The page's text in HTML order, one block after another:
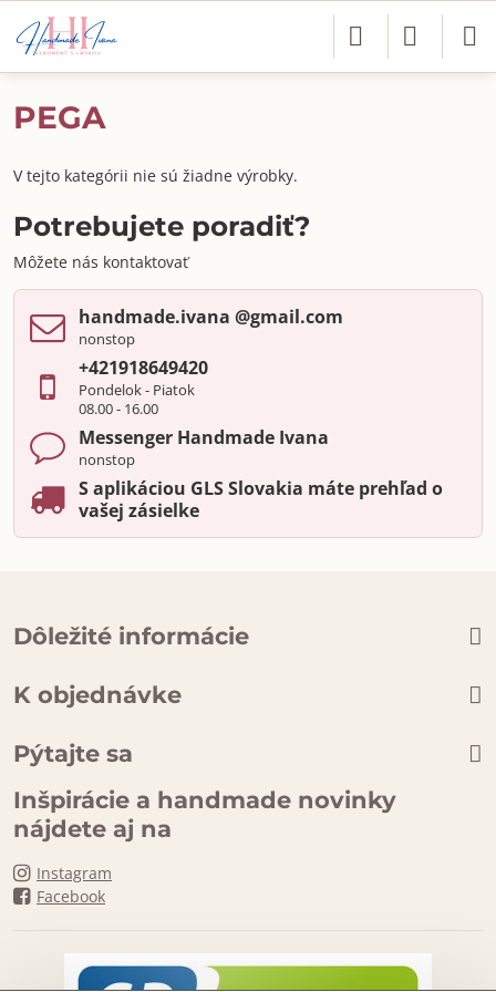
PEGA
V tejto kategórii nie sú žiadne výrobky.
Potrebujete poradiť?
Môžete nás kontaktovať
handmade​.ivana ​@gmail​.com
nonstop
+421918649420
Pondelok - Piatok
08.00 - 16.00
Messenger Handmade Ivana
nonstop
S aplikáciou GLS Slovakia máte prehľad o
vašej zásielke
Dôležité informácie
K objednávke
Pýtajte sa
Inšpirácie a handmade novinky
nájdete aj na
Instagram
Facebook